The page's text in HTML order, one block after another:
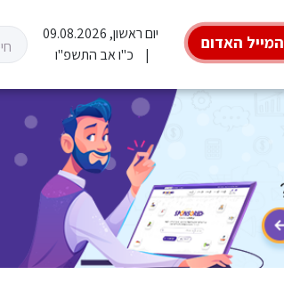
המייל האדום
יום ראשון, 09.08.2026
כ"ו אב התשפ"ו